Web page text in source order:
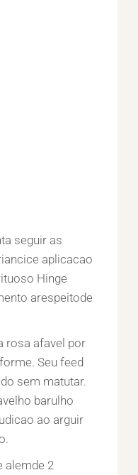
seguir as
aplicacao
Hinge
arespeitode
rosa afavel por
Seu feed
sem matutar.
barulho
ao arguir
alemde 2